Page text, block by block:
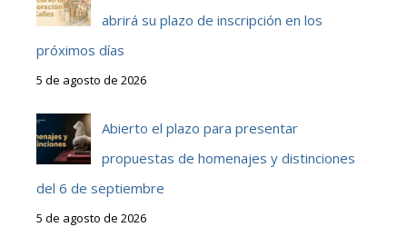
abrirá su plazo de inscripción en los
próximos días
5 de agosto de 2026
Abierto el plazo para presentar
propuestas de homenajes y distinciones
del 6 de septiembre
5 de agosto de 2026